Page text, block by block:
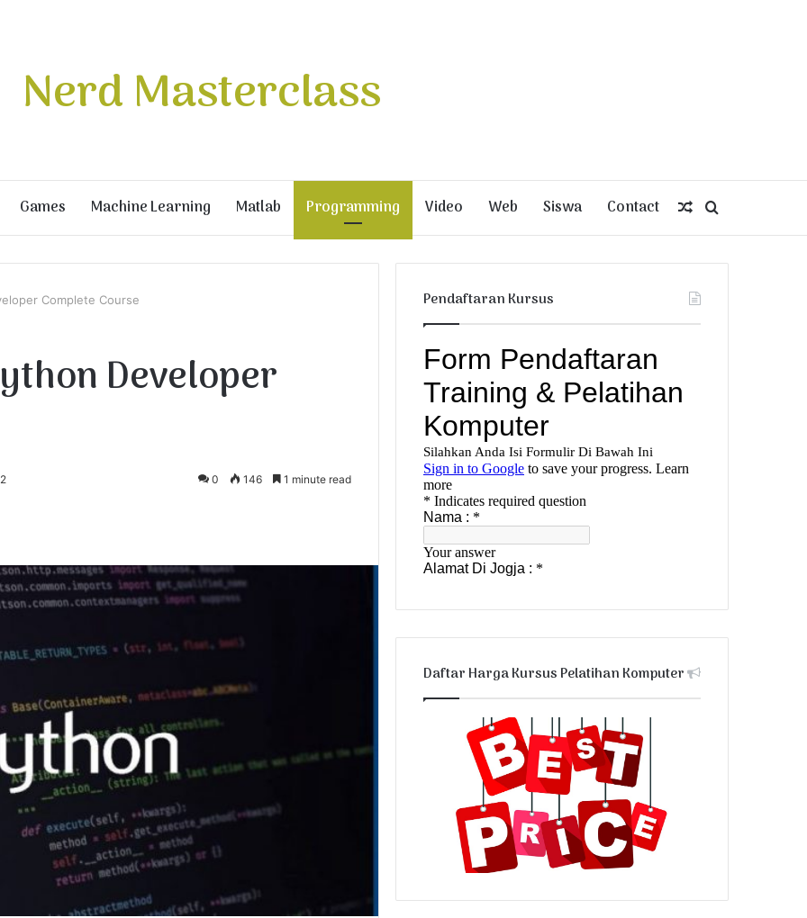
Nerd Masterclass
Games Machine Learning Matlab Programming Video Web Siswa Contact
for
Random
Article
Complete Course
Developer
0 146 1 minute read
Pendaftaran Kursus
Daftar Harga Kursus Pelatihan Komputer